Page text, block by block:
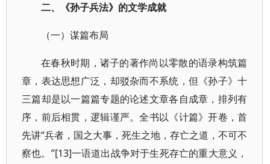
二、《孙子兵法》的文学成就
（一）谋篇布局
在春秋时期，诸子的著作尚以零散的语录构筑篇
章，表达思想广泛，却驳杂而不系统，但《孙子》十
三篇却是以一篇篇专题的论述文章各自成章，排列有
序，前后相贯，逻辑谨严。全书以《计篇》开卷，首
先讲“兵者，国之大事，死生之地，存亡之道，不可不
察也。”[13]一语道出战争对于生死存亡的重大意义，